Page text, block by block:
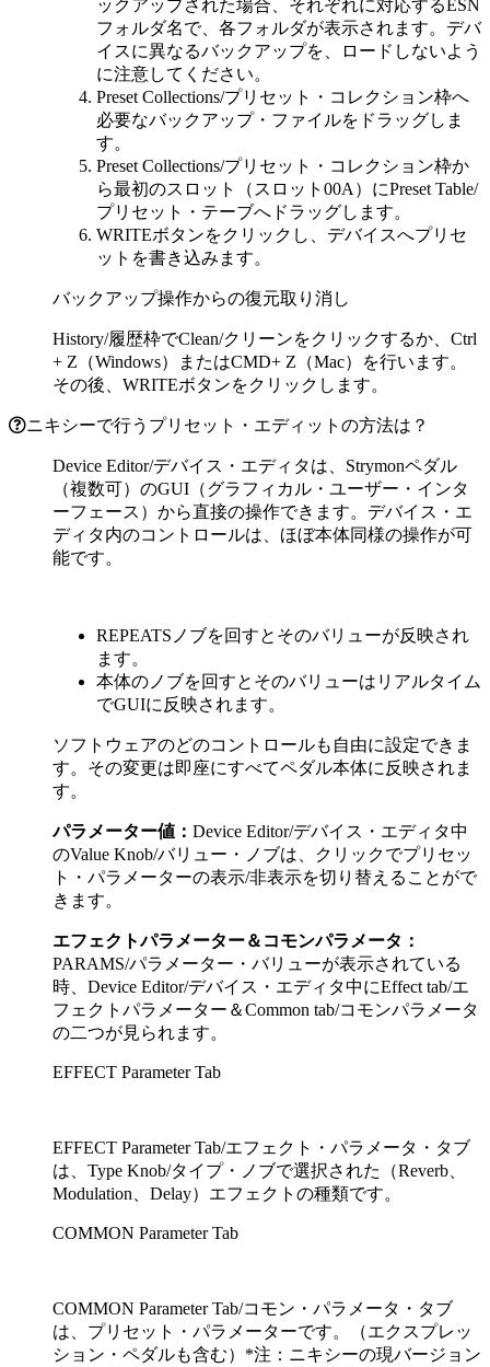
ックアップされた場合、それぞれに対応するESN
フォルダ名で、各フォルダが表示されます。デバ
イスに異なるバックアップを、ロードしないよう
に注意してください。
Preset Collections/プリセット・コレクション枠へ
必要なバックアップ・ファイルをドラッグしま
す。
Preset Collections/プリセット・コレクション枠か
ら最初のスロット（スロット00A）にPreset Table/
プリセット・テーブへドラッグします。
WRITEボタンをクリックし、デバイスへプリセ
ットを書き込みます。
バックアップ操作からの復元取り消し
History/履歴枠でClean/クリーンをクリックするか、Ctrl
+ Z（Windows）またはCMD+ Z（Mac）を行います。
その後、WRITEボタンをクリックします。
ニキシーで行うプリセット・エディットの方法は？
Device Editor/デバイス・エディタは、Strymonペダル
（複数可）のGUI（グラフィカル・ユーザー・インタ
ーフェース）から直接の操作できます。デバイス・エ
ディタ内のコントロールは、ほぼ本体同様の操作が可
能です。
REPEATSノブを回すとそのバリューが反映され
ます。
本体のノブを回すとそのバリューはリアルタイム
でGUIに反映されます。
ソフトウェアのどのコントロールも自由に設定できま
す。その変更は即座にすべてペダル本体に反映されま
す。
パラメーター値： Device Editor/デバイス・エディタ中
のValue Knob/バリュー・ノブは、クリックでプリセッ
ト・パラメーターの表示/非表示を切り替えることがで
きます。
エフェクトパラメーター＆コモンパラメータ：
PARAMS/パラメーター・バリューが表示されている
時、Device Editor/デバイス・エディタ中にEffect tab/エ
フェクトパラメーター＆Common tab/コモンパラメータ
の二つが見られます。
EFFECT Parameter Tab
EFFECT Parameter Tab/エフェクト・パラメータ・タブ
は、Type Knob/タイプ・ノブで選択された（Reverb、
Modulation、Delay）エフェクトの種類です。
COMMON Parameter Tab
COMMON Parameter Tab/コモン・パラメータ・タブ
は、プリセット・パラメーターです。（エクスプレッ
ション・ペダルも含む）*注：ニキシーの現バージョン